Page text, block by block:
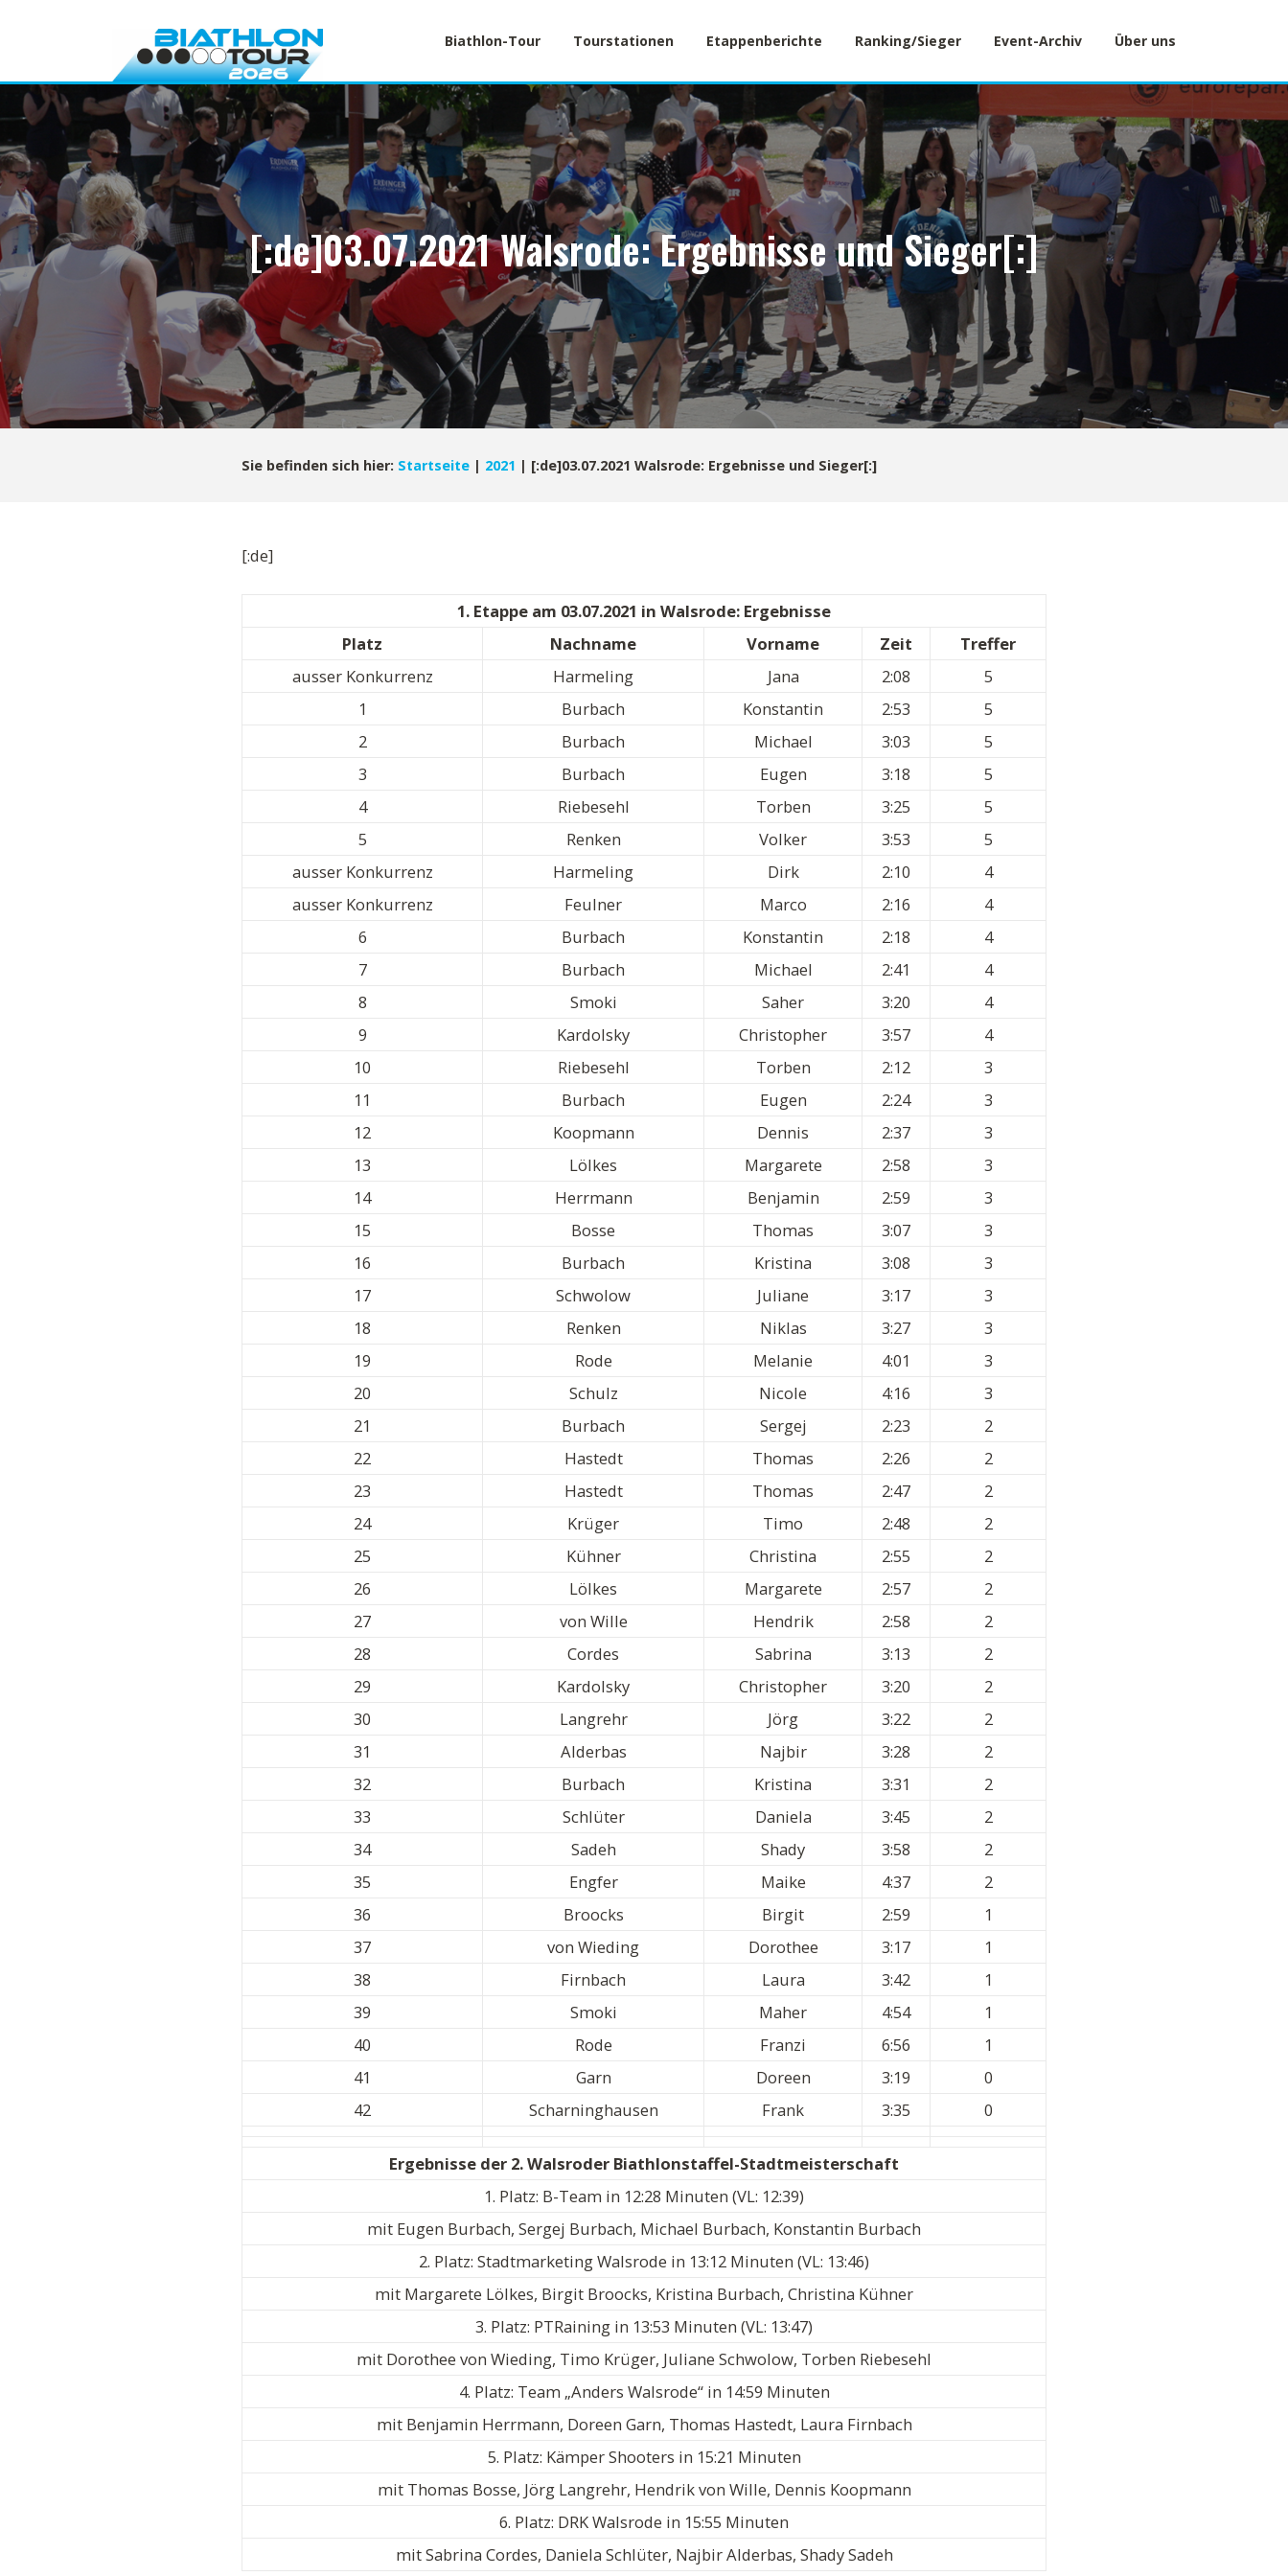
Biathlon-Tour Tourstationen Etappenberichte Ranking/Sieger Event-Archiv Über uns
[:de]03.07.2021 Walsrode: Ergebnisse und Sieger[:]
Sie befinden sich hier: Startseite | 2021 | [:de]03.07.2021 Walsrode: Ergebnisse und Sieger[:]
[:de]
1. Etappe am 03.07.2021 in Walsrode: Ergebnisse
Platz
Nachname Vorname Zeit
Treffer
ausser Konkurrenz
Harmeling Jana 2:08
5
1
Burbach Konstantin 2:53
5
2
Burbach Michael 3:03
5
3
Burbach Eugen 3:18
5
4
Riebesehl Torben 3:25
5
5
Renken Volker 3:53
5
ausser Konkurrenz
Harmeling Dirk 2:10
4
ausser Konkurrenz
Feulner Marco 2:16
4
6
Burbach Konstantin 2:18
4
7
Burbach Michael 2:41
4
8
Smoki Saher 3:20
4
9
Kardolsky Christopher 3:57
4
10
Riebesehl Torben 2:12
3
11
Burbach Eugen 2:24
3
12
Koopmann Dennis 2:37
3
13
Lölkes Margarete 2:58
3
14
Herrmann Benjamin 2:59
3
15
Bosse Thomas 3:07
3
16
Burbach Kristina 3:08
3
17
Schwolow Juliane 3:17
3
18
Renken Niklas 3:27
3
19
Rode Melanie 4:01
3
20
Schulz Nicole 4:16
3
21
Burbach Sergej 2:23
2
22
Hastedt Thomas 2:26
2
23
Hastedt Thomas 2:47
2
24
Krüger Timo 2:48
2
25
Kühner Christina 2:55
2
26
Lölkes Margarete 2:57
2
27
von Wille Hendrik 2:58
2
28
Cordes Sabrina 3:13
2
29
Kardolsky Christopher 3:20
2
30
Langrehr Jörg 3:22
2
31
Alderbas Najbir 3:28
2
32
Burbach Kristina 3:31
2
33
Schlüter Daniela 3:45
2
34
Sadeh Shady 3:58
2
35
Engfer Maike 4:37
2
36
Broocks Birgit 2:59
1
37
von Wieding Dorothee 3:17
1
38
Firnbach Laura 3:42
1
39
Smoki Maher 4:54
1
40
Rode Franzi 6:56
1
41
Garn Doreen 3:19
0
42
Scharninghausen Frank 3:35 0
Ergebnisse der 2. Walsroder Biathlonstaffel-Stadtmeisterschaft
1. Platz: B-Team in 12:28 Minuten (VL: 12:39)
mit Eugen Burbach, Sergej Burbach, Michael Burbach, Konstantin Burbach
2. Platz: Stadtmarketing Walsrode in 13:12 Minuten (VL: 13:46)
mit Margarete Lölkes, Birgit Broocks, Kristina Burbach, Christina Kühner
3. Platz: PTRaining in 13:53 Minuten (VL: 13:47)
mit Dorothee von Wieding, Timo Krüger, Juliane Schwolow, Torben Riebesehl
4. Platz: Team „Anders Walsrode“ in 14:59 Minuten
mit Benjamin Herrmann, Doreen Garn, Thomas Hastedt, Laura Firnbach
5. Platz: Kämper Shooters in 15:21 Minuten
mit Thomas Bosse, Jörg Langrehr, Hendrik von Wille, Dennis Koopmann
6. Platz: DRK Walsrode in 15:55 Minuten
mit Sabrina Cordes, Daniela Schlüter, Najbir Alderbas, Shady Sadeh